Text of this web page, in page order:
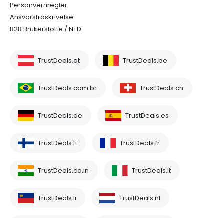
Personvernregler
Ansvarsfraskrivelse
B2B Brukerstøtte / NTD
TrustDeals.at TrustDeals.be
TrustDeals.com.br TrustDeals.ch
TrustDeals.de TrustDeals.es
TrustDeals.fi TrustDeals.fr
TrustDeals.co.in TrustDeals.it
TrustDeals.li TrustDeals.nl